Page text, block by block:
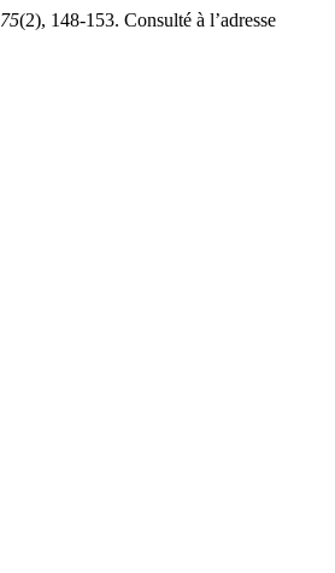
75(2), 148-153. Consulté à l’adresse